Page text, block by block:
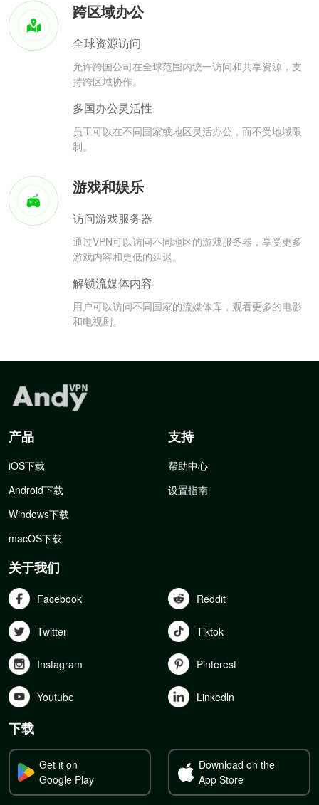
跨区域办公
全球资源访问
允许跨国公司在全球范围内统一访问和共享资源，支
持跨区域协作。
多国办公灵活性
员工可以在不同国家或地区灵活办公，而不受地域限
制。
游戏和娱乐
访问游戏服务器
通过VPN可以访问不同地区的游戏服务器，享受更多
游戏内容和更低的延迟。
解锁流媒体内容
用户可以访问不同国家的流媒体库，观看更多的电影
和电视剧。
产品
iOS下载
Android下载
Windows下载
macOS下载
支持
帮助中心
设置指南
关于我们
Facebook Reddit
Twitter Tiktok
Instagram Pinterest
Youtube Linkedln
下载
Get it on
Google Play
Download on the
App Store